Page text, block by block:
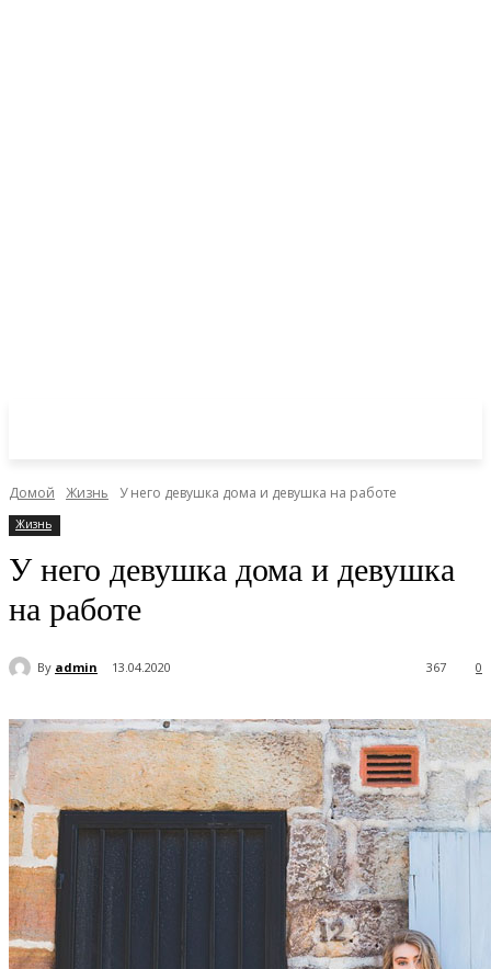
Домой Жизнь У него девушка дома и девушка на работе
Жизнь
У него девушка дома и девушка
на работе
By admin 13.04.2020 0
367